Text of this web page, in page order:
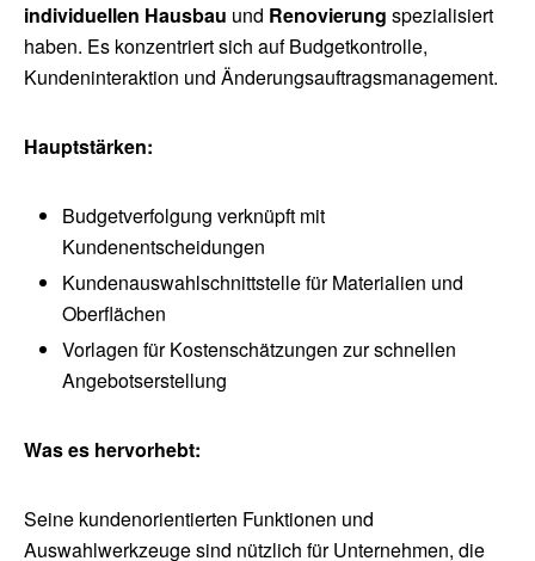
individuellen Hausbau und Renovierung spezialisiert
haben. Es konzentriert sich auf Budgetkontrolle,
Kundeninteraktion und Änderungsauftragsmanagement.
Hauptstärken:
Budgetverfolgung verknüpft mit
Kundenentscheidungen
Kundenauswahlschnittstelle für Materialien und
Oberflächen
Vorlagen für Kostenschätzungen zur schnellen
Angebotserstellung
Was es hervorhebt:
Seine kundenorientierten Funktionen und
Auswahlwerkzeuge sind nützlich für Unternehmen, die